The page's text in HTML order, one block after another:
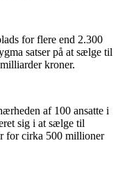
for flere end 2.300
satser på at sælge til
kroner.
af 100 ansatte i
sig i at sælge til
for cirka 500 millioner